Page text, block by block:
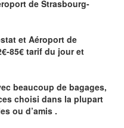
de Strasbourg-
et Aéroport de
85€ tarif du jour et
beaucoup de bagages,
choisi dans la plupart
ou d’amis .